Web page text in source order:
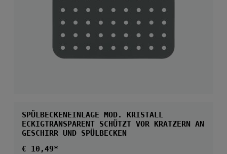
SPÜLBECKENEINLAGE MOD. KRISTALL
ECKIGTRANSPARENT SCHÜTZT VOR KRATZERN AN
GESCHIRR UND SPÜLBECKEN
Regulärer Preis:
€ 10,49*